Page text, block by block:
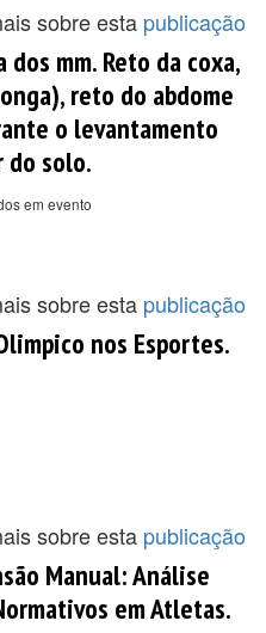
sobre esta publicação
mm. Reto da coxa,
reto do abdome
o levantamento
do solo.
em evento
sobre esta publicação
nos Esportes.
sobre esta publicação
Manual: Análise
em Atletas.